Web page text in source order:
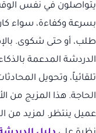
يتواصلون في نفس
بسرعة وكفاءة، سواء
طلب، أو حتى شكوى.
الدردشة المدعمة
تلقائياً، وتحويل
الحاجة. هذا المزيج من
عميل ينتظر. لمزيد من